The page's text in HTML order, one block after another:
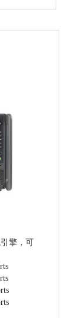
擎，可